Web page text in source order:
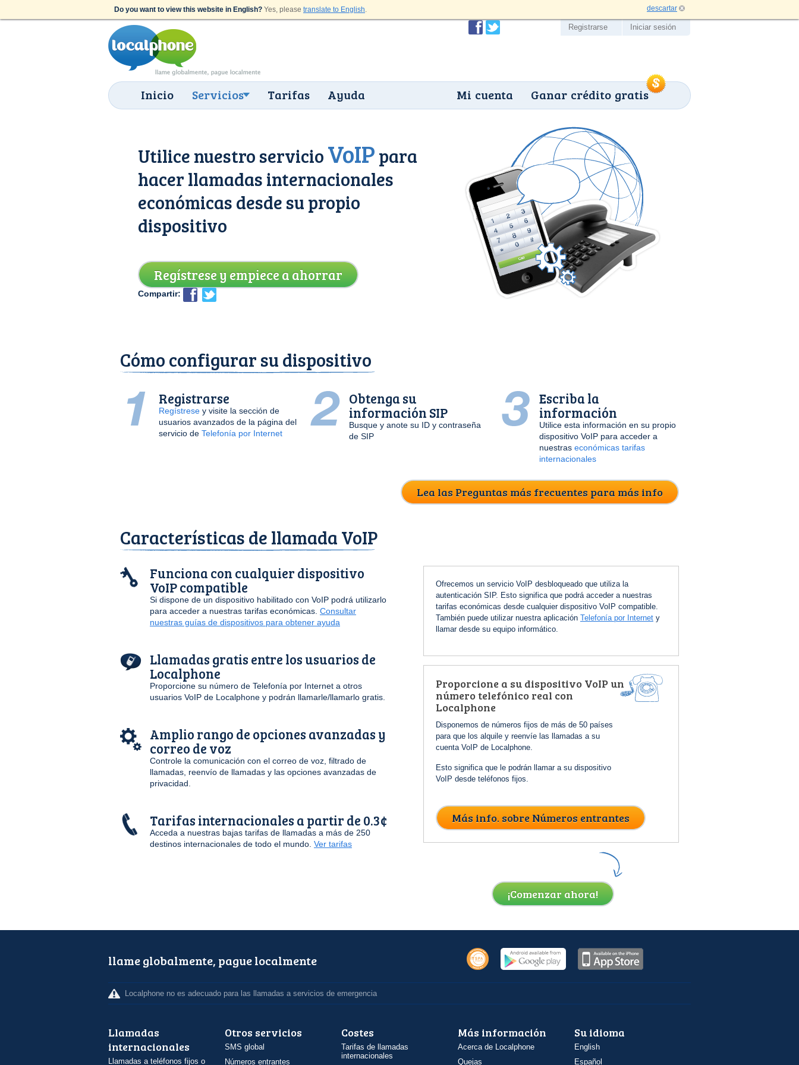
Do you want to view this website in English? Yes, please translate to English. descartar
Inicio Servicios Tarifas Ayuda Ganar crédito gratis
Mi cuenta
Registrarse Iniciar sesión
Utilice nuestro servicio VoIP para
hacer llamadas internacionales
económicas desde su propio
dispositivo
Regístrese y empiece a ahorrar
Compartir:
Cómo configurar su dispositivo
Registrarse
Regístrese y visite la sección de
usuarios avanzados de la página del
servicio de Telefonía por Internet
Obtenga su
información SIP
Busque y anote su ID y contraseña
de SIP
Escriba la
información
Utilice esta información en su propio
dispositivo VoIP para acceder a
nuestras económicas tarifas
internacionales
Lea las Preguntas más frecuentes para más info
Características de llamada VoIP
Funciona con cualquier dispositivo
VoIP compatible
Si dispone de un dispositivo habilitado con VoIP podrá utilizarlo
para acceder a nuestras tarifas económicas. Consultar
nuestras guías de dispositivos para obtener ayuda
Llamadas gratis entre los usuarios de
Localphone
Proporcione su número de Telefonía por Internet a otros
usuarios VoIP de Localphone y podrán llamarle/llamarlo gratis.
Amplio rango de opciones avanzadas y
correo de voz
Controle la comunicación con el correo de voz, filtrado de
llamadas, reenvío de llamadas y las opciones avanzadas de
privacidad.
Tarifas internacionales a partir de 0.3¢
Acceda a nuestras bajas tarifas de llamadas a más de 250
destinos internacionales de todo el mundo. Ver tarifas
Ofrecemos un servicio VoIP desbloqueado que utiliza la
autenticación SIP. Esto significa que podrá acceder a nuestras
tarifas económicas desde cualquier dispositivo VoIP compatible.
También puede utilizar nuestra aplicación Telefonía por Internet y
llamar desde su equipo informático.
Proporcione a su dispositivo VoIP un
número telefónico real con
Localphone
Disponemos de números fijos de más de 50 países
para que los alquile y reenvíe las llamadas a su
cuenta VoIP de Localphone.
Esto significa que le podrán llamar a su dispositivo
VoIP desde teléfonos fijos.
Más info. sobre Números entrantes
¡Comenzar ahora!
llame globalmente, pague localmente
Localphone no es adecuado para las llamadas a servicios de emergencia
Llamadas
internacionales
Llamadas a teléfonos fijos o
Otros servicios
SMS global
Números entrantes
Costes
Tarifas de llamadas
internacionales
Más información
Acerca de Localphone
Quejas
Su idioma
English
Español